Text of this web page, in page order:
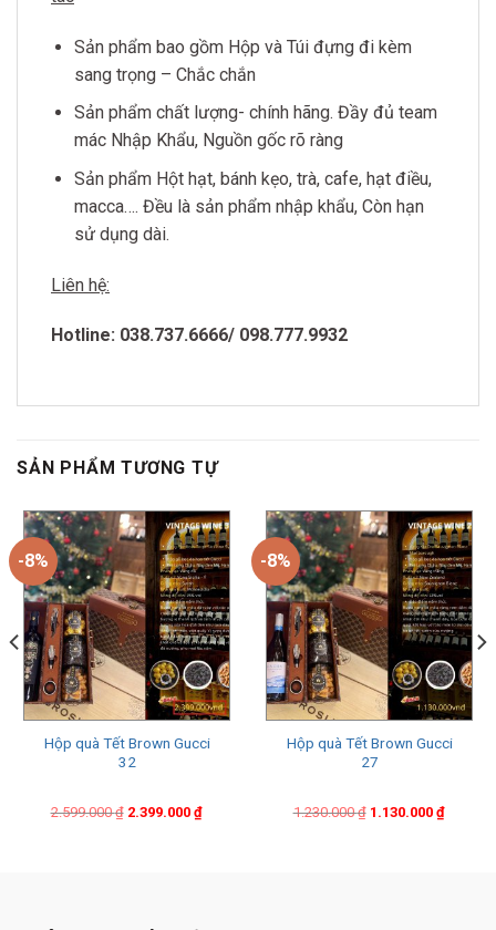
Sản phẩm bao gồm Hộp và Túi đựng đi kèm
sang trọng – Chắc chắn
Sản phẩm chất lượng- chính hãng. Đầy đủ team
mác Nhập Khẩu, Nguồn gốc rõ ràng
Sản phẩm Hột hạt, bánh kẹo, trà, cafe, hạt điều,
macca…. Đều là sản phẩm nhập khẩu, Còn hạn
sử dụng dài.
Liên hệ:
Hotline: 038.737.6666/ 098.777.9932
SẢN PHẨM TƯƠNG TỰ
-8%
Hộp quà Tết Brown Gucci
32
2.599.000₫
Original
2.399.000₫
Current
-8%
Hộp quà Tết Brown Gucci
27
1.230.000₫
Original
1.130.000₫
Current